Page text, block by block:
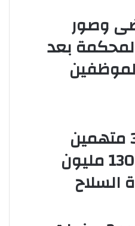
وصور
بعد
القبض على 3 متهمين
بتهمة غسل 130 مليون
السلاح